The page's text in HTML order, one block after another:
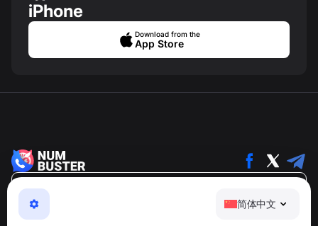
简体中文
iPhone
Download from the
App Store
NumBuster © 2013—2026 ·
support@numbuster.com